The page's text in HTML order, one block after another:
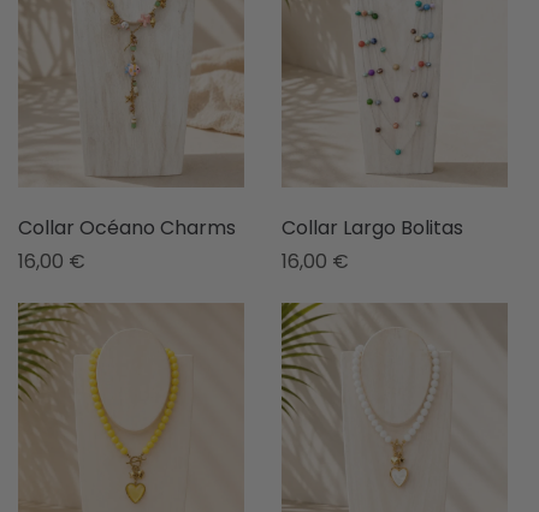
Collar Océano Charms
16,00 €
Collar Largo Bolitas
16,00 €